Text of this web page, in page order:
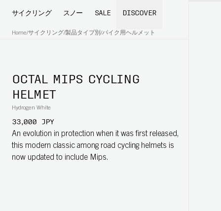
サイクリング スノー SALE DISCOVER
Home/サイクリング/製品タイプ別 /バイク用ヘルメット
OCTAL MIPS CYCLING
HELMET
Hydrogen White
33,000 JPY
An evolution in protection when it was first released,
this modern classic among road cycling helmets is
now updated to include Mips.